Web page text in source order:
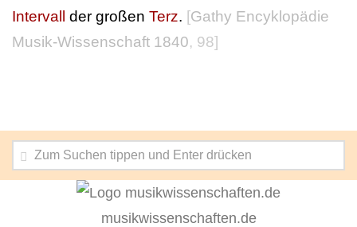
Intervall der großen Terz. [Gathy Encyklopädie
Musik-Wissenschaft 1840, 98]
musikwissenschaften.de